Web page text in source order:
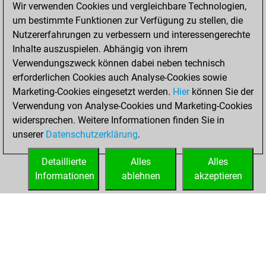
BeautyScore of 40
Fritz
achieved a new Elo
of 1480
Mittwoch,
September 21,
2022
You created
your Fritz account
Wir verwenden Cookies und vergleichbare Technologien,
um bestimmte Funktionen zur Verfügung zu stellen, die
Nutzererfahrungen zu verbessern und interessengerechte
Inhalte auszuspielen. Abhängig von ihrem
Verwendungszweck können dabei neben technisch
erforderlichen Cookies auch Analyse-Cookies sowie
Marketing-Cookies eingesetzt werden. Hierkönnen Sie der
Verwendung von Analyse-Cookies und Marketing-Cookies
widersprechen. Weitere Informationen finden Sie in
unserer Datenschutzerklärung.
Alles
akzeptieren
Alles
ablehnen
Detaillierte
Informationen